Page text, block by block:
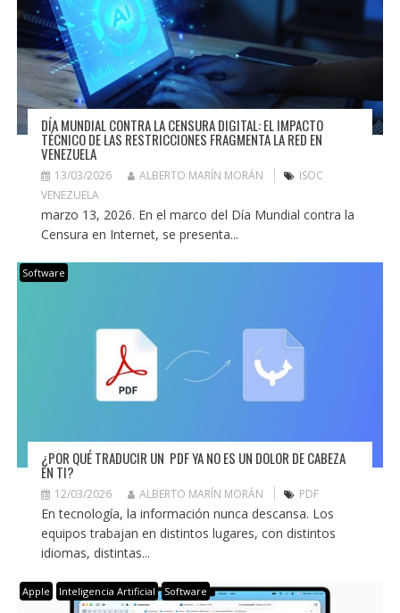
DÍA MUNDIAL CONTRA LA CENSURA DIGITAL: EL IMPACTO
TÉCNICO DE LAS RESTRICCIONES FRAGMENTA LA RED EN
VENEZUELA
13/03/2026 ALBERTO MARÍN MORÁN
ISOC
VENEZUELA
marzo 13, 2026. En el marco del Día Mundial contra la
Censura en Internet, se presenta...
Software
¿POR QUÉ TRADUCIR UN PDF YA NO ES UN DOLOR DE CABEZA
EN TI?
12/03/2026 ALBERTO MARÍN MORÁN PDF
En tecnología, la información nunca descansa. Los
equipos trabajan en distintos lugares, con distintos
idiomas, distintas...
Apple Inteligencia Artificial Software